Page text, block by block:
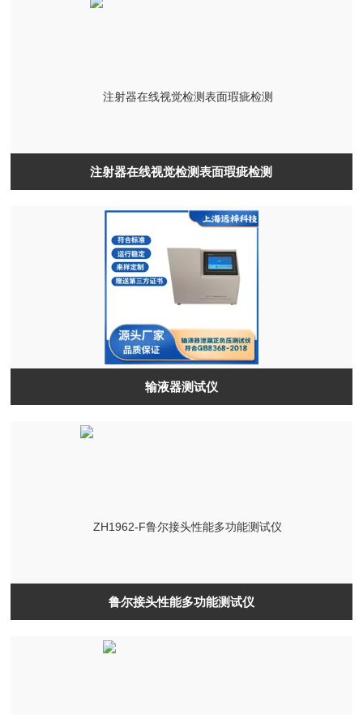
注射器在线视觉检测表面瑕疵检测
输液器测试仪
鲁尔接头性能多功能测试仪